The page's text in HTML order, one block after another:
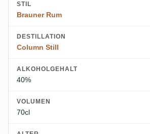
STIL
Brauner Rum
DESTILLATION
Column Still
ALKOHOLGEHALT
40%
VOLUMEN
70cl